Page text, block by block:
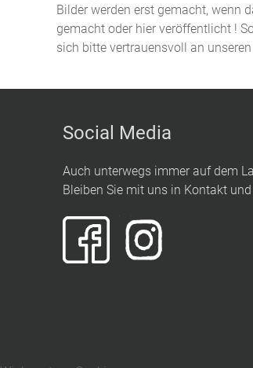
Bilder werden erst gemacht, wenn
gemacht oder hier veröffentlicht !
sich bitte vertrauensvoll an
Social Media
Auch unterwegs immer auf dem
Bleiben Sie mit uns in Kontakt